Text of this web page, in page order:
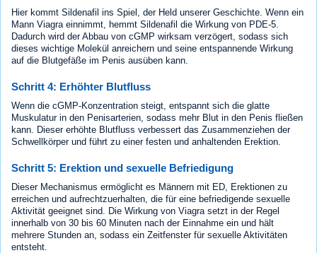
Hier kommt Sildenafil ins Spiel, der Held unserer Geschichte. Wenn ein
Mann Viagra einnimmt, hemmt Sildenafil die Wirkung von PDE-5.
Dadurch wird der Abbau von cGMP wirksam verzögert, sodass sich
dieses wichtige Molekül anreichern und seine entspannende Wirkung
auf die Blutgefäße im Penis ausüben kann.
Schritt 4: Erhöhter Blutfluss
Wenn die cGMP-Konzentration steigt, entspannt sich die glatte
Muskulatur in den Penisarterien, sodass mehr Blut in den Penis fließen
kann. Dieser erhöhte Blutfluss verbessert das Zusammenziehen der
Schwellkörper und führt zu einer festen und anhaltenden Erektion.
Schritt 5: Erektion und sexuelle Befriedigung
Dieser Mechanismus ermöglicht es Männern mit ED, Erektionen zu
erreichen und aufrechtzuerhalten, die für eine befriedigende sexuelle
Aktivität geeignet sind. Die Wirkung von Viagra setzt in der Regel
innerhalb von 30 bis 60 Minuten nach der Einnahme ein und hält
mehrere Stunden an, sodass ein Zeitfenster für sexuelle Aktivitäten
entsteht.